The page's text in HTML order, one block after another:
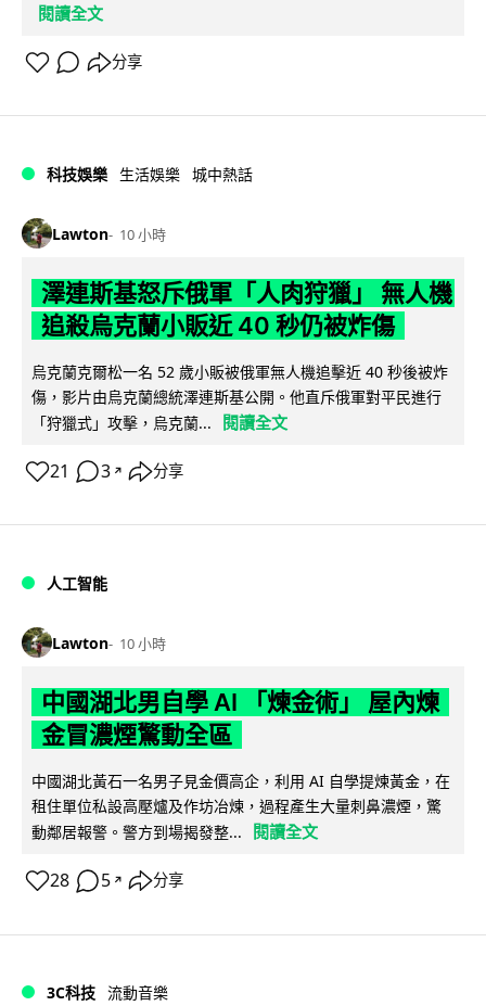
閱讀全文
分享
科技娛樂 生活娛樂 城中熱話
Lawton 10 小時
澤連斯基怒斥俄軍「人肉狩獵」 無人機
追殺烏克蘭小販近 40 秒仍被炸傷
烏克蘭克爾松一名 52 歲小販被俄軍無人機追擊近 40 秒後被炸
傷，影片由烏克蘭總統澤連斯基公開。他直斥俄軍對平民進行
「狩獵式」攻擊，烏克蘭...
閱讀全文
21 3 ↗ 分享
人工智能
Lawton 10 小時
中國湖北男自學 AI 「煉金術」 屋內煉
金冒濃煙驚動全區
中國湖北黃石一名男子見金價高企，利用 AI 自學提煉黃金，在
租住單位私設高壓爐及作坊冶煉，過程產生大量刺鼻濃煙，驚
動鄰居報警。警方到場揭發整...
閱讀全文
28 5 ↗ 分享
3C科技 流動音樂